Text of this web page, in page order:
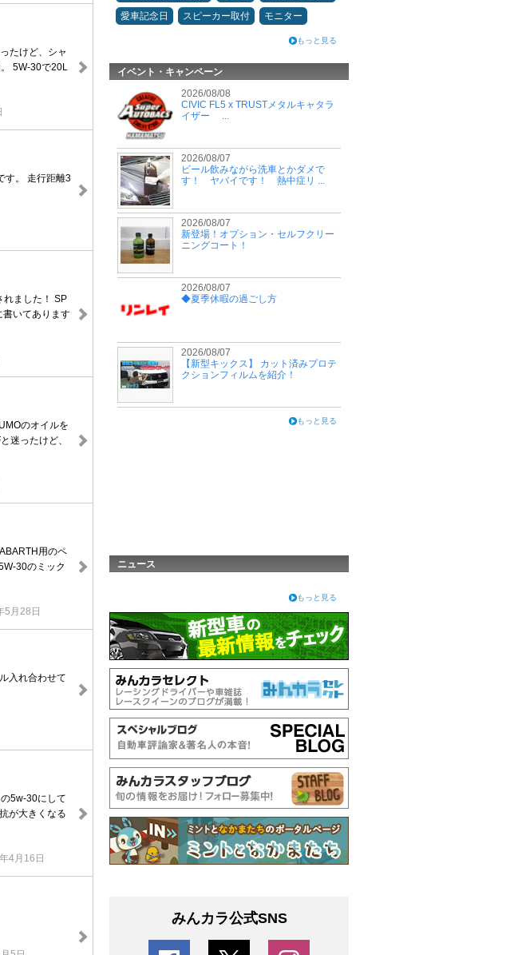
たけど、シャ
5W-30で20L
す。 走行距離3
れました！ SP
書いてあります
のオイルを
迷ったけど、
用のペ
30のミック
5月28日
入れ合わせて
5w-30にして
が大きくなる
4月16日
愛車記念日
スピーカー取付 モニター
もっと見る
イベント・キャンペーン
2026/08/08
CIVIC FL5 x TRUSTメタルキャタラ
イザー ...
2026/08/07
ビール飲みながら洗車とかダメで
す！ ヤバイです！ 熱中症リ ...
2026/08/07
新登場！オプション・セルフクリー
ニングコート！
2026/08/07
◆夏季休暇の過ごし方
2026/08/07
【新型キックス】 カット済みプロテ
クションフィルムを紹介！
もっと見る
ニュース
もっと見る
みんカラ公式SNS